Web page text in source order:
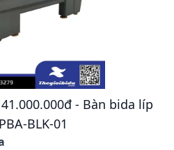
- Bàn bida líp
BLK-01